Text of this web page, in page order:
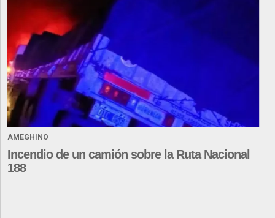
AMEGHINO
Incendio de un camión sobre la Ruta Nacional
188